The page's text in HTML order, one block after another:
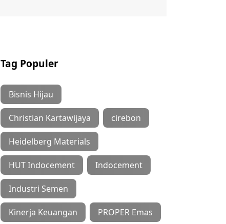
Tag Populer
Bisnis Hijau
Christian Kartawijaya cirebon
Heidelberg Materials
HUT Indocement Indocement
Industri Semen
Kinerja Keuangan PROPER Emas